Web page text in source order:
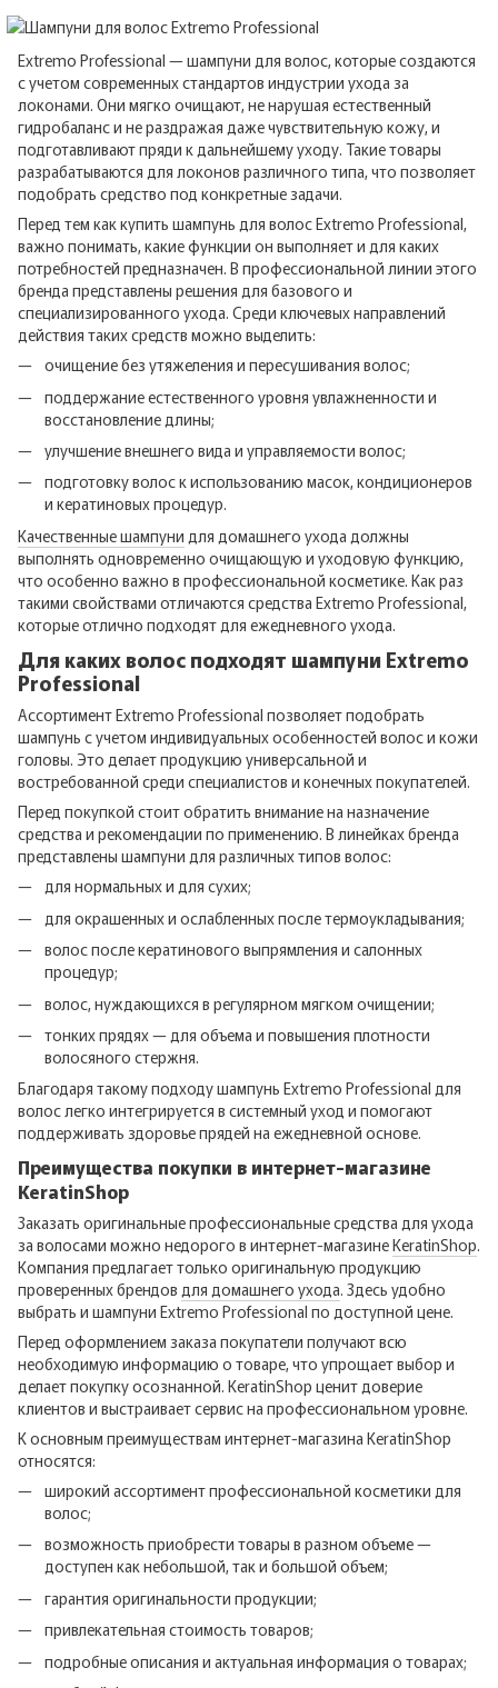
Extremo Professional — шампуни для волос, которые создаются
с учетом современных стандартов индустрии ухода за
локонами. Они мягко очищают, не нарушая естественный
гидробаланс и не раздражая даже чувствительную кожу, и
подготавливают пряди к дальнейшему уходу. Такие товары
разрабатываются для локонов различного типа, что позволяет
подобрать средство под конкретные задачи.
Перед тем как купить шампунь для волос Extremo Professional,
важно понимать, какие функции он выполняет и для каких
потребностей предназначен. В профессиональной линии этого
бренда представлены решения для базового и
специализированного ухода. Среди ключевых направлений
действия таких средств можно выделить:
очищение без утяжеления и пересушивания волос;
поддержание естественного уровня увлажненности и
восстановление длины;
улучшение внешнего вида и управляемости волос;
подготовку волос к использованию масок, кондиционеров
и кератиновых процедур.
Качественные шампуни для домашнего ухода должны
выполнять одновременно очищающую и уходовую функцию,
что особенно важно в профессиональной косметике. Как раз
такими свойствами отличаются средства Extremo Professional,
которые отлично подходят для ежедневного ухода.
Для каких волос подходят шампуни Extremo
Professional
Ассортимент Extremo Professional позволяет подобрать
шампунь с учетом индивидуальных особенностей волос и кожи
головы. Это делает продукцию универсальной и
востребованной среди специалистов и конечных покупателей.
Перед покупкой стоит обратить внимание на назначение
средства и рекомендации по применению. В линейках бренда
представлены шампуни для различных типов волос:
для нормальных и для сухих;
для окрашенных и ослабленных после термоукладывания;
волос после кератинового выпрямления и салонных
процедур;
волос, нуждающихся в регулярном мягком очищении;
тонких прядях — для объема и повышения плотности
волосяного стержня.
Благодаря такому подходу шампунь Extremo Professional для
волос легко интегрируется в системный уход и помогают
поддерживать здоровье прядей на ежедневной основе.
Преимущества покупки в интернет-магазине
KeratinShop
Заказать оригинальные профессиональные средства для ухода
за волосами можно недорого в интернет-магазинеKeratinShop.
Компания предлагает только оригинальную продукцию
проверенных брендов для домашнего ухода. Здесь удобно
выбрать и шампуни Extremo Professional по доступной цене.
Перед оформлением заказа покупатели получают всю
необходимую информацию о товаре, что упрощает выбор и
делает покупку осознанной. KeratinShop ценит доверие
клиентов и выстраивает сервис на профессиональном уровне.
К основным преимуществам интернет-магазина KeratinShop
относятся:
широкий ассортимент профессиональной косметики для
волос;
возможность приобрести товары в разном объеме —
доступен как небольшой, так и большой объем;
гарантия оригинальности продукции;
привлекательная стоимость товаров;
подробные описания и актуальная информация о товарах;